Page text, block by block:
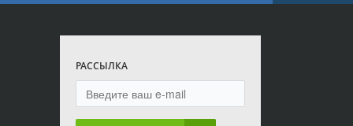
РАССЫЛКА